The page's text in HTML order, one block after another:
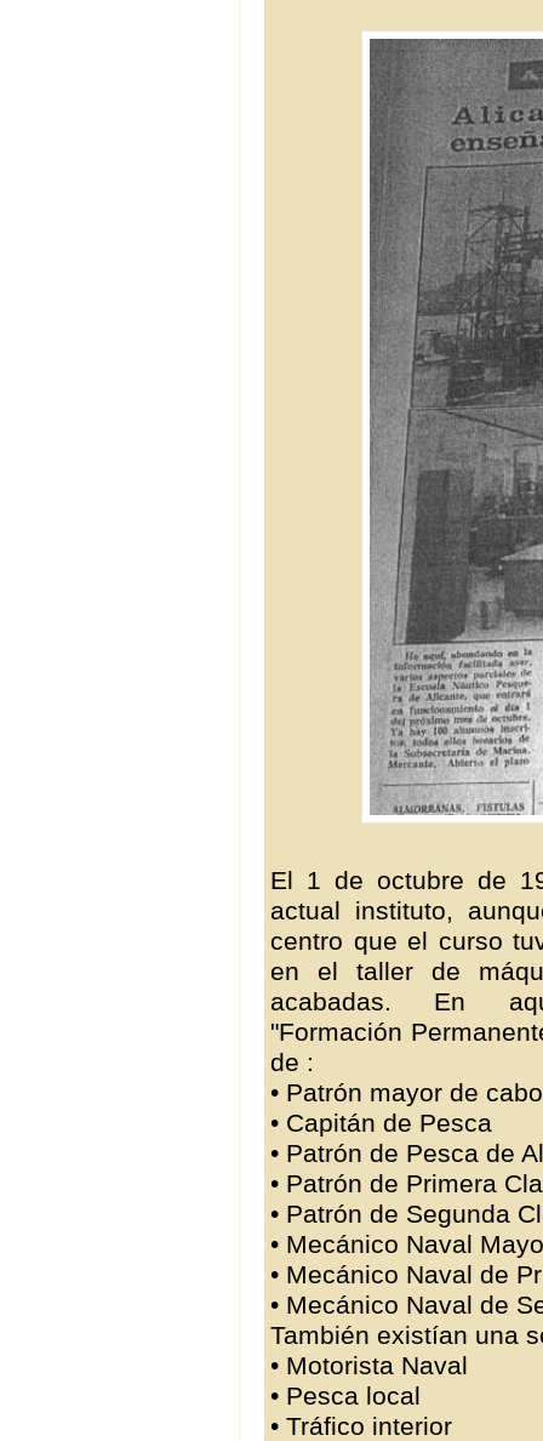
El 1 de octubre de
actual instituto,
centro que el curso
en el taller de
acabadas. En
"Formación
de :
• Patrón mayor de
• Capitán de Pesca
• Patrón de Pesca de
• Patrón de Primera
• Patrón de Segunda
• Mecánico Naval
• Mecánico Naval de
• Mecánico Naval de
También existían una
• Motorista Naval
• Pesca local
• Tráfico interior